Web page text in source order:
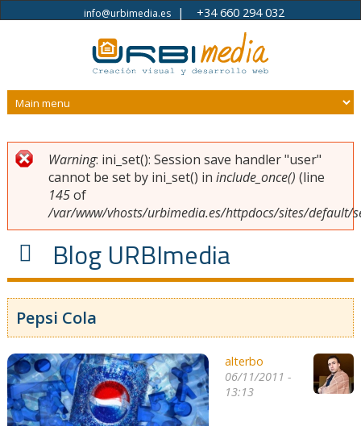
Pasar al contenido principal
info@urbimedia.es| +34 660 294 032
Usted está aquí
Mensaje de error
Warning: ini_set(): Session save handler "user"
cannot be set by ini_set() in include_once() (line
145of
/var/www/vhosts/urbimedia.es/httpdocs/sites/default/
Blog URBImedia
Pepsi Cola
alterbo
06/11/2011 -
13:13
Páginas